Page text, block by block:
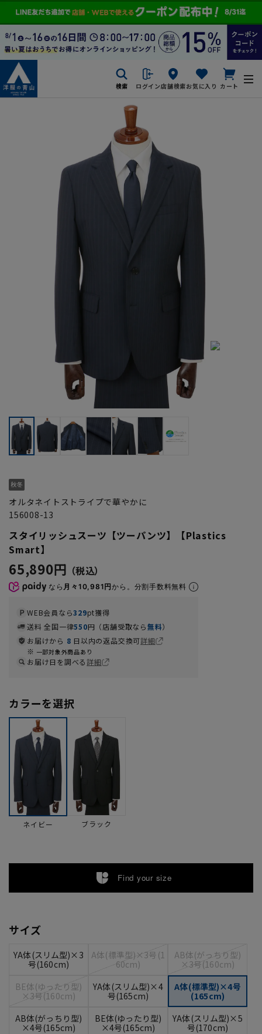
検索 ログイン店舗検索お気に入り カート
オルタネイトストライプで華やかに
156008-13
スタイリッシュスーツ【ツーパンツ】【Plastics
Smart】
65,890円
なら 月々10,981円から。分割手数料無料
WEB会員なら329pt獲得
送料 全国一律550円（店舗受取なら無料）
お届けから 8 日以内の返品交換可詳細
一部対象外商品あり
お届け日を調べる詳細
カラーを選択
ネイビー ブラック
Find your size
サイズ
YA体(スリム型)×3
号(160cm)
A体(標準型)×3号(1
60cm)
AB体(がっちり型)
×3号(160cm)
BE体(ゆったり型)
×3号(160cm)
YA体(スリム型)×4
号(165cm)
A体(標準型)×4号
(165cm)
AB体(がっちり型)
×4号(165cm)
BE体(ゆったり型)
×4号(165cm)
YA体(スリム型)×5
号(170cm)